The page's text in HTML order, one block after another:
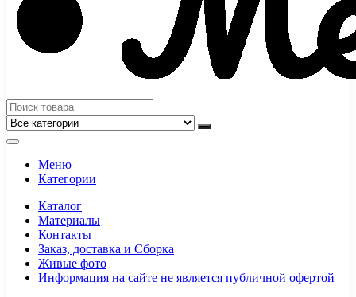
Меню
Категории
Каталог
Материалы
Контакты
Заказ, доставка и Сборка
Живые фото
Информация на сайте не является публичной офертой